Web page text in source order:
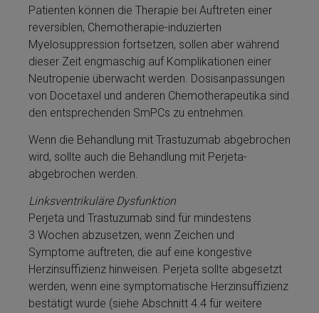
Patienten kön­nen die Therapie bei Auftreten ei­ner
reversiblen, Chemotherapie-induzierten
Myelosuppression fortsetzen, sollen aber während
dieser Zeit engmaschig auf Kom­plikationen ei­ner
Neu­tro­pe­nie überwacht werden. Dosis­an­pas­sun­gen
von Docetaxel und anderen Chemotherapeutika sind
den ent­sprechenden SmPCs zu entnehmen.
Wenn die Be­handlung mit Tras­tu­zu­mab abgebrochen
wird, sollte auch die Be­handlung mit Perjeta­
abgebrochen werden.
Linksven­trikuläre Dysfunktion
Perjeta­ und Tras­tu­zu­mab sind für mindestens
3 Wochen abzusetzen, wenn Zeichen und
Symptome auftreten, die auf eine kongestive
Herzinsuffizienz hinweisen. Perjeta­ sollte abgesetzt
werden, wenn eine symptomatische Herzinsuffizienz
bestätigt wurde (siehe Abschnitt 4.4 für wei­te­re